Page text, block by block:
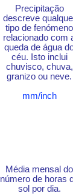
Precipitação
descreve
tipo de fenómeno
relacionado com
queda de água
céu. Isto inclui
chuvisco, chuva,
granizo ou neve.
mm/inch
Média mensal do
número de horas
sol por dia.